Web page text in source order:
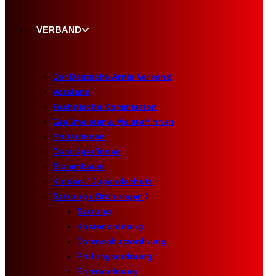
VERBAND
Der Deutsche Arnis Verband
Vorstand
Technische Kommission
Großmeister & Meister/innen
Prüfer/innen
Danträger/innen
Stammbaum
Kinder- / Jugendschutz
Satzung / Ordnungen
Satzung
Kostenordnung
Datenschutzordnung
Prüfungsordnung
Ehrenordnung